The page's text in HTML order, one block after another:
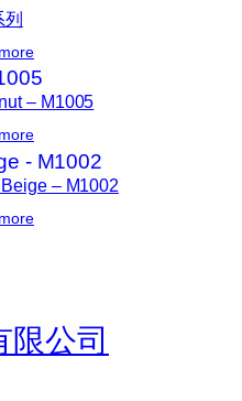
列
– M1005
– M1002
限公司